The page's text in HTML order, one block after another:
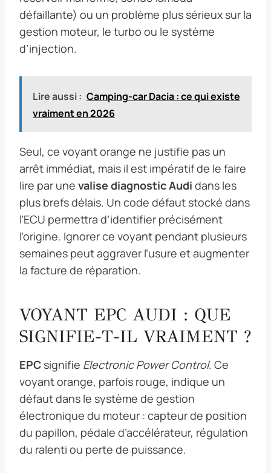
défaillante) ou un problème plus sérieux sur la
gestion moteur, le turbo ou le système
d’injection.
Lire aussi : Camping-car Dacia : ce qui existe
vraiment en 2026
Seul, ce voyant orange ne justifie pas un
arrêt immédiat, mais il est impératif de le faire
lire par une valise diagnostic Audi dans les
plus brefs délais. Un code défaut stocké dans
l’ECU permettra d’identifier précisément
l’origine. Ignorer ce voyant pendant plusieurs
semaines peut aggraver l’usure et augmenter
la facture de réparation.
VOYANT EPC AUDI : QUE
SIGNIFIE-T-IL VRAIMENT ?
EPC signifie Electronic Power Control. Ce
voyant orange, parfois rouge, indique un
défaut dans le système de gestion
électronique du moteur : capteur de position
du papillon, pédale d’accélérateur, régulation
du ralenti ou perte de puissance.